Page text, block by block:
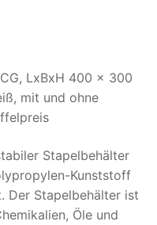
LxBxH 400 x 300
mit und ohne
Stapelbehälter
Kunststoff
Der Stapelbehälter ist
Öle und